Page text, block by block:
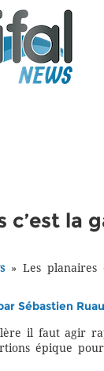
c’est la
»Les planaires
Sébastien
il faut agir
épique